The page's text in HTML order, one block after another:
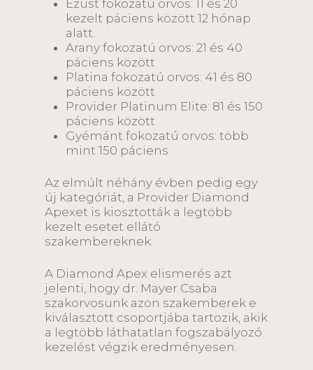
Ezüst fokozatú orvos: 11 és 20
kezelt páciens között 12 hónap
alatt.
Arany fokozatú orvos: 21 és 40
páciens között
Platina fokozatú orvos: 41 és 80
páciens között
Provider Platinum Elite: 81 és 150
páciens között
Gyémánt fokozatú orvos: több
mint 150 páciens
Az elmúlt néhány évben pedig egy
új kategóriát, a Provider Diamond
Apexet is kiosztották a legtöbb
kezelt esetet ellátó
szakembereknek.
A Diamond Apex elismerés azt
jelenti, hogy dr. Mayer Csaba
szakorvosunk azon szakemberek e
kiválasztott csoportjába tartozik, akik
a legtöbb láthatatlan fogszabályozó
kezelést végzik eredményesen.